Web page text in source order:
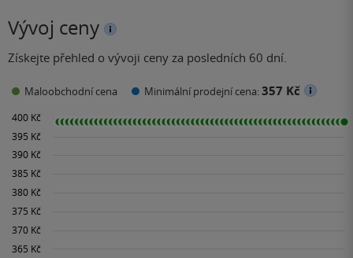
Vývoj ceny
Získejte přehled o vývoji ceny za posledních 60 dní.
Maloobchodní cena Minimální prodejní cena:357 Kč